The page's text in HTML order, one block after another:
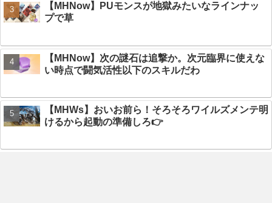
【MHNow】PUモンスが地獄みたいなラインナッ
プで草
【MHNow】次の謎石は追撃か。次元臨界に使えな
い時点で闘気活性以下のスキルだわ
【MHWs】おいお前ら！そろそろワイルズメンテ明
けるから起動の準備しろ👉